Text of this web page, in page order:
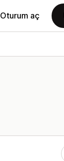
Oturum aç